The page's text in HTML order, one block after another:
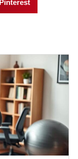
Pinterest